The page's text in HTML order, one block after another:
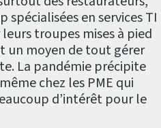
en services TI
troupes mises à pied
un moyen de tout gérer
La pandémie précipite
chez les PME qui
d’intérêt pour le